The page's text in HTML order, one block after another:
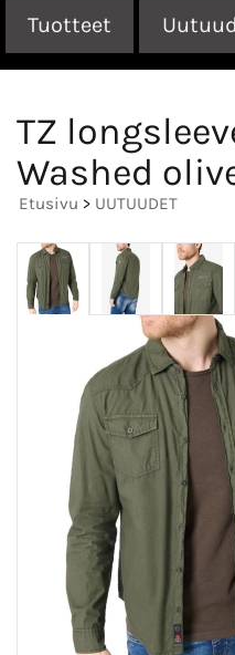
Tuotteet
TZ
Washed
Etusivu > UUTUUDET